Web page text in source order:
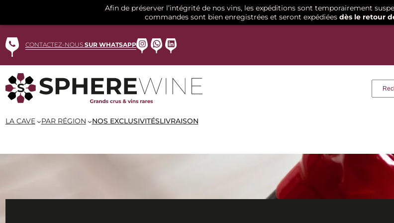
au
contenuCONTACTEZ-NOUS SUR WHATSAPPInstagram
WhatsApp
LinkedIn
LA CAVE PAR RÉGION NOS EXCLUSIVITÉSLIVRAISON
Afin de préserver l’intégrité de nos vins, les expéditions sont temporairement
commandes sont bien enregistrées et seront expédiées dès le retour